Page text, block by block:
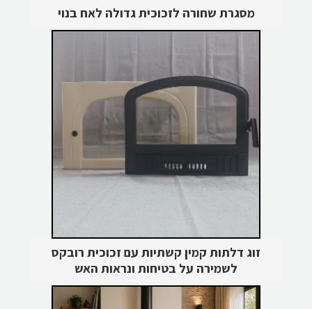
מסגרת שחורה לזכוכית גדולה לאח בנוי
זוג דלתות קמין קשתיות עם זכוכית רובקס
לשמירה על בטיחות ונראות האש